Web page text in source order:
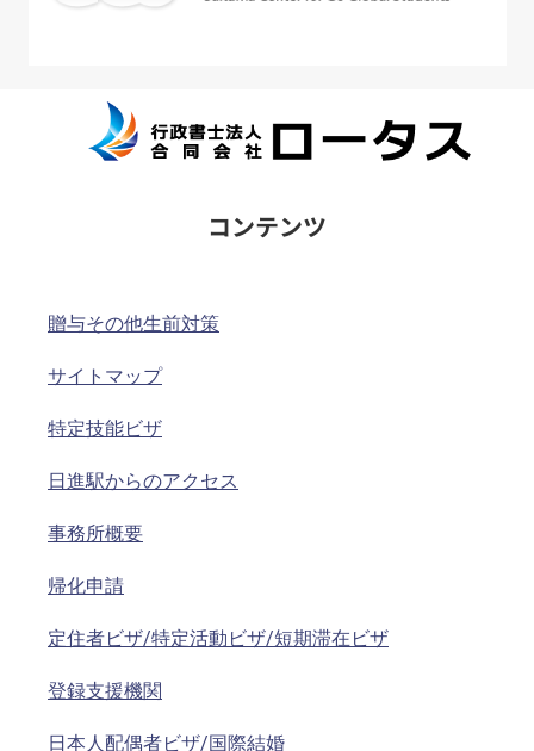
コンテンツ
贈与その他生前対策
サイトマップ
特定技能ビザ
日進駅からのアクセス
事務所概要
帰化申請
定住者ビザ/特定活動ビザ/短期滞在ビザ
登録支援機関
日本人配偶者ビザ/国際結婚